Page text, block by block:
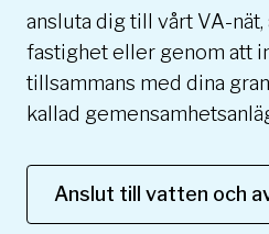
ansluta dig till vårt VA-
fastighet eller genom att
tillsammans med dina
kallad
Anslut till vatten och